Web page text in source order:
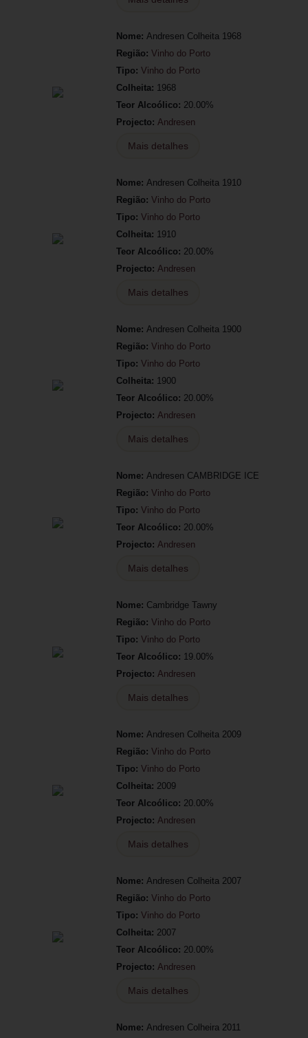
Nome: Andresen Colheita 1968
Região: Vinho do Porto
Tipo: Vinho do Porto
Colheita: 1968
Teor Alcoólico: 20.00%
Projecto: Andresen
Mais detalhes
Nome: Andresen Colheita 1910
Região: Vinho do Porto
Tipo: Vinho do Porto
Colheita: 1910
Teor Alcoólico: 20.00%
Projecto: Andresen
Mais detalhes
Nome: Andresen Colheita 1900
Região: Vinho do Porto
Tipo: Vinho do Porto
Colheita: 1900
Teor Alcoólico: 20.00%
Projecto: Andresen
Mais detalhes
Nome: Andresen CAMBRIDGE ICE
Região: Vinho do Porto
Tipo: Vinho do Porto
Teor Alcoólico: 20.00%
Projecto: Andresen
Mais detalhes
Nome: Cambridge Tawny
Região: Vinho do Porto
Tipo: Vinho do Porto
Teor Alcoólico: 19.00%
Projecto: Andresen
Mais detalhes
Nome: Andresen Colheita 2009
Região: Vinho do Porto
Tipo: Vinho do Porto
Colheita: 2009
Teor Alcoólico: 20.00%
Projecto: Andresen
Mais detalhes
Nome: Andresen Colheita 2007
Região: Vinho do Porto
Tipo: Vinho do Porto
Colheita: 2007
Teor Alcoólico: 20.00%
Projecto: Andresen
Mais detalhes
Nome: Andresen Colheira 2011